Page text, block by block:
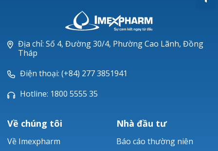
Địa chỉ: Số 4, Đường 30/4, Phường Cao Lãnh, Đồng
Tháp
Điện thoại: (+84) 277 3851941
Hotline: 1800 5555 35
Về chúng tôi
Về Imexpharm
Nhà đầu tư
Báo cáo thường niên